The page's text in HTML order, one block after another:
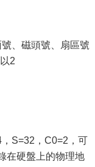
、磁頭號、扇區號
2
S=32，C0=2，可
在硬盤上的物理地